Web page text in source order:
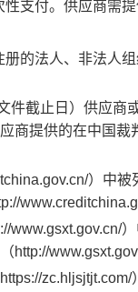
性支付。 供应商需
的法人、非法人
件截止日）供应
商提供的在中国裁
）中被
www.gsxt.gov.cn/
http://